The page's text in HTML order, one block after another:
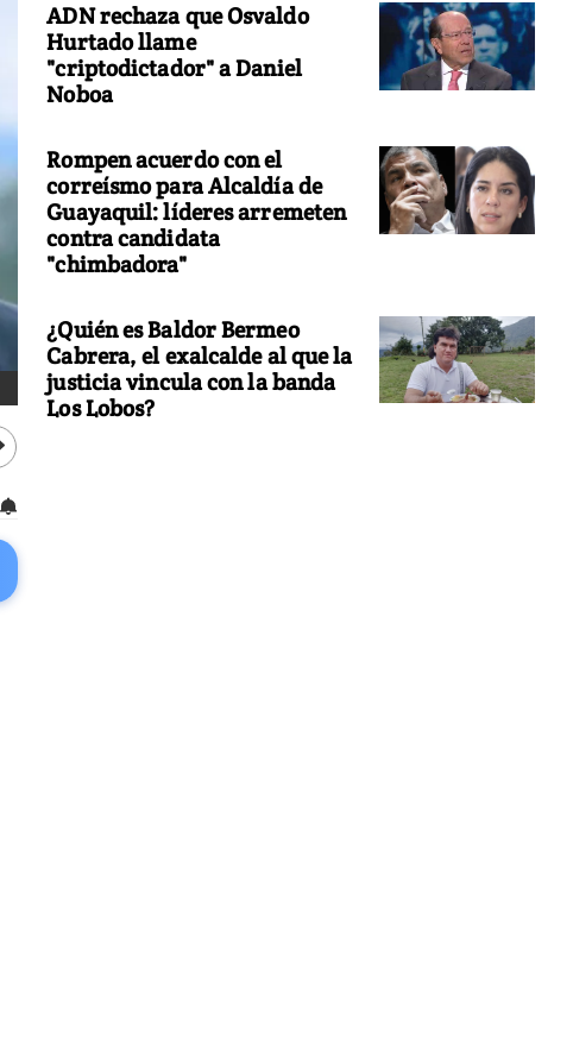
ADN rechaza que Osvaldo
Hurtado llame
"criptodictador" a Daniel
Noboa
Rompen acuerdo con el
correísmo para Alcaldía de
Guayaquil: líderes arremeten
contra candidata
"chimbadora"
¿Quién es Baldor Bermeo
Cabrera, el exalcalde al que la
justicia vincula con la banda
Los Lobos?